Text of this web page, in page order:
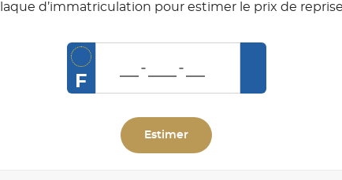
d’immatriculation pour estimer le prix de
F
Estimer